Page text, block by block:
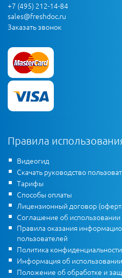
+7 (495) 212-14-84
sales@freshdoc.ru
Заказать звонок
Правила
Видеогид
Скачать руководство
Тарифы
Способы оплаты
Лицензионный договор
Соглашение об использовании
Правила оказания
пользователей
Политика конфиденциальности
Информация об
Положение об обработке и